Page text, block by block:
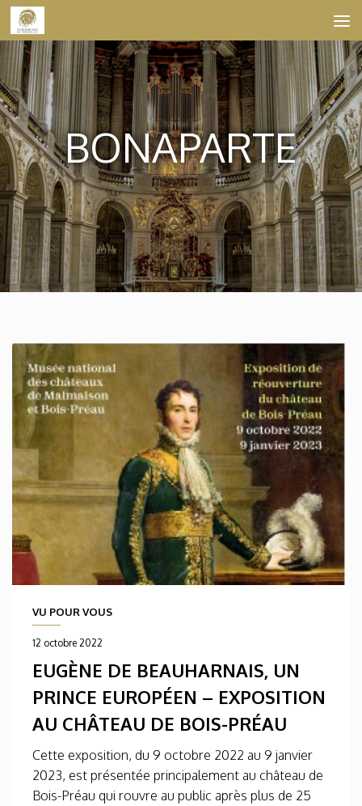
Skip to content
BONAPARTE
VU POUR VOUS
12 octobre 2022
EUGÈNE DE BEAUHARNAIS, UN
PRINCE EUROPÉEN – EXPOSITION
AU CHÂTEAU DE BOIS-PRÉAU
Cette exposition, du 9 octobre 2022 au 9 janvier
2023, est présentée principalement au château de
Bois-Préau qui rouvre au public après plus de 25